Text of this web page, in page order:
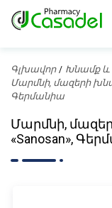
Գլխավոր Խնամք և
Մարմնի, մազերի
Գերմանիա
Մարմնի,
«Sanosan»,